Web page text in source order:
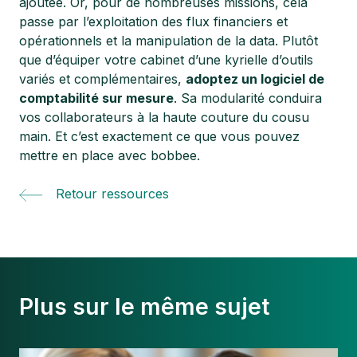
passe par l’exploitation des flux financiers et
opérationnels et la manipulation de la data. Plutôt
que d’équiper votre cabinet d’une kyrielle d’outils
variés et complémentaires, adoptez un logiciel de
comptabilité sur mesure. Sa modularité conduira
vos collaborateurs à la haute couture du cousu
main. Et c’est exactement ce que vous pouvez
mettre en place avec bobbee.
Retour ressources
Plus sur le même sujet